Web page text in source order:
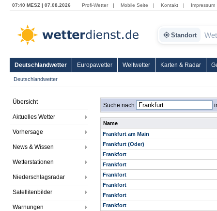
07:40 MESZ | 07.08.2026 Profi-Wetter | Mobile Seite | Kontakt | Impressum
Standort
Deutschlandwetter Europawetter Weltwetter Karten & Radar
Deutschlandwetter
Übersicht
Aktuelles Wetter
Vorhersage
News & Wissen
Wetterstationen
Niederschlagsradar
Satellitenbilder
Warnungen
Suche nach
Name
Frankfurt am Main
Frankfurt (Oder)
Frankfort
Frankfort
Frankfort
Frankfort
Frankfort
Frankfort